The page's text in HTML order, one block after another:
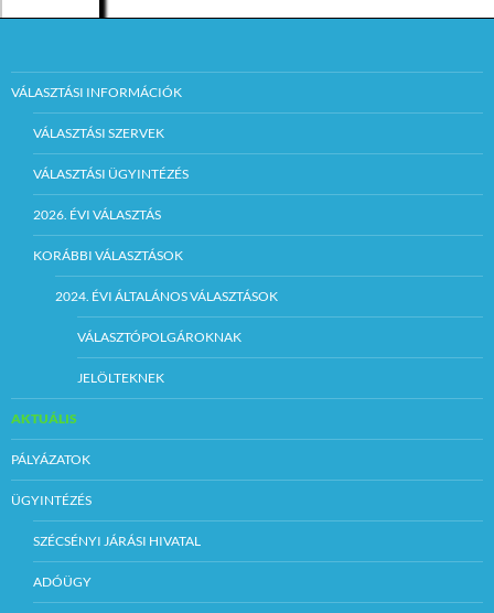
VÁLASZTÁSI INFORMÁCIÓK
VÁLASZTÁSI SZERVEK
VÁLASZTÁSI ÜGYINTÉZÉS
2026. ÉVI VÁLASZTÁS
KORÁBBI VÁLASZTÁSOK
2024. ÉVI ÁLTALÁNOS VÁLASZTÁSOK
VÁLASZTÓPOLGÁROKNAK
JELÖLTEKNEK
AKTUÁLIS
PÁLYÁZATOK
ÜGYINTÉZÉS
SZÉCSÉNYI JÁRÁSI HIVATAL
ADÓÜGY